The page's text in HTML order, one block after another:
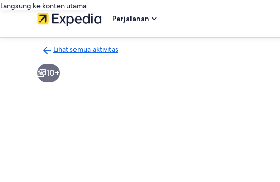
Langsung ke konten utama
Perjalanan
Lihat semua aktivitas
ke
halaman
10+